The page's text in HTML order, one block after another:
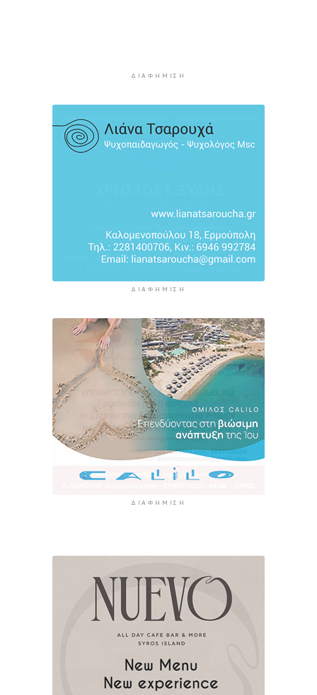
ανατιμήσεων - Οι κατηγορίες με τη μεγαλύτερη
πίεση
3 ώρες 57 λεπτά πρίν
ΔΙΑΦΉΜΙΣΗ
ΔΙΑΦΉΜΙΣΗ
ΔΙΑΦΉΜΙΣΗ